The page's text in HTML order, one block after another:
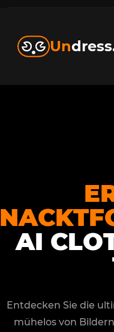
Un
AI
Entdecken Sie die
mühelos von